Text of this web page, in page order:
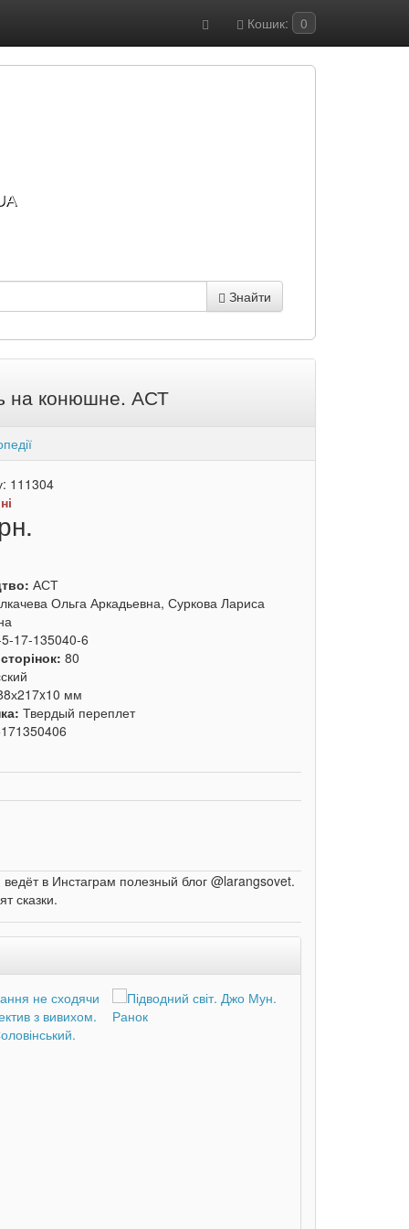
Кошик: 0
Знайти
на конюшне. АСТ
111304
ні
АСТ
Ольга Аркадьевна, Суркова Лариса
17-135040-6
сторінок:80
мм
Твердый переплет
в Инстаграм полезный блог @larangsovet.
сказки.